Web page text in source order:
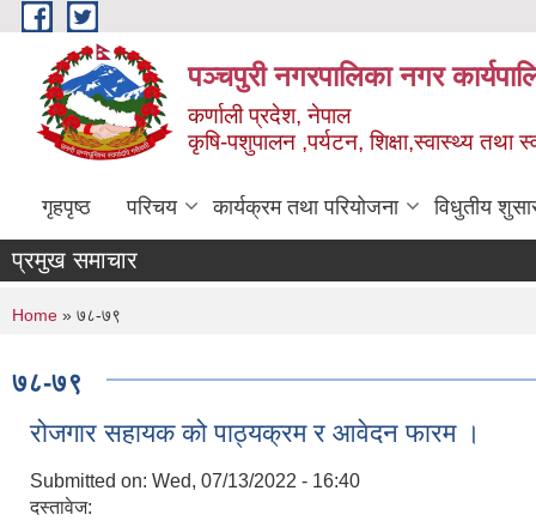
Skip to main content
पञ्चपुरी नगरपालिका नगर
कर्णाली प्रदेश, नेपाल
कृषि-पशुपालन ,पर्यटन, शिक्षा,स्वास्थ्य तथा
गृहपृष्ठ परिचय कार्यक्रम तथा परियोजना विधुतीय
प्रमुख समाचार
You are here
Home » ७८-७९
७८-७९
रोजगार सहायक को पाठ्यक्रम र आवेदन फारम ।
Submitted on: Wed, 07/13/2022 - 16:40
दस्तावेज: